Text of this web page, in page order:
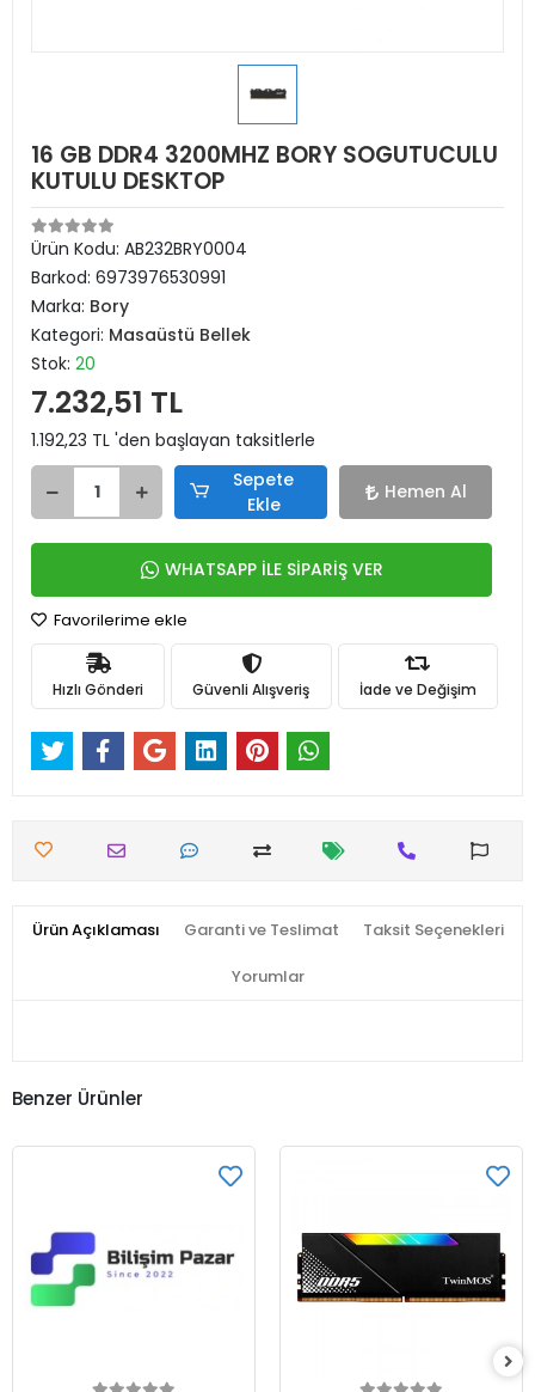
16 GB DDR4 3200MHZ BORY SOGUTUCULU
KUTULU DESKTOP
Ürün Kodu: AB232BRY0004
Barkod: 6973976530991
Marka: Bory
Kategori: Masaüstü Bellek
Stok: 20
7.232,51 TL
1.192,23 TL 'den başlayan taksitlerle
Sepete
Ekle
Hemen Al
WHATSAPP İLE SİPARİŞ VER
Favorilerime ekle
Hızlı Gönderi Güvenli Alışveriş İade ve Değişim
Ürün Açıklaması Garanti ve Teslimat Taksit Seçenekleri
Yorumlar
Benzer Ürünler